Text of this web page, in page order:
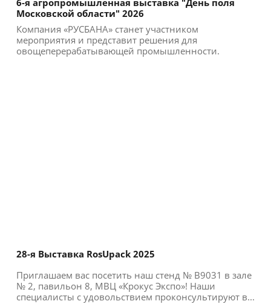
6-я агропромышленная выставка "День поля
Московской области" 2026
Компания «РУСБАНА» станет участником
мероприятия и представит решения для
овощеперерабатывающей промышленности.
28-я Выставка RosUpack 2025
Приглашаем вас посетить наш стенд № B9031 в зале
№ 2, павильон 8, МВЦ «Крокус Экспо»! Наши
специалисты с удовольствием проконсультируют в...